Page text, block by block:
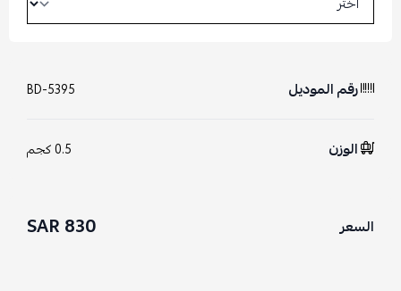
رقم الموديل BD-5395
الوزن 0.5 كجم
السعر 830 SAR